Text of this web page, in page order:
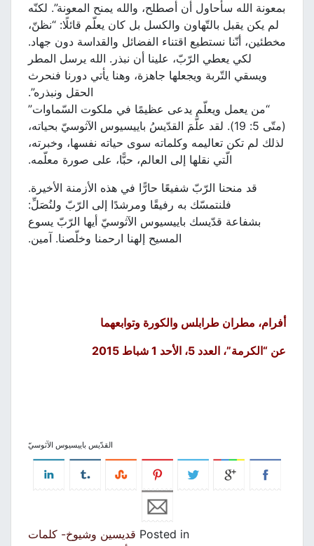
بمعونة الله سأحاول أن أصطلح، والله يمنح المعونة”. لكنّه
لم يكن يقبل بالتّهاون والكسل بل كان يعلّم قائلًا: “نظنّ،
مخطئين، أنّنا نستطيع اقتناء الفضائل والقداسة دون جهاد.
لكي يعطي الرّبّ، علينا أن نبذر. الله يرسل المطر
ويسقي التّربة ويجعلها جاهزة، وهنا يأتي دورنا فنحرث
الحقل ونبذره”.
“من يعمل ويعلّم يدعى عظيمًا في ملكوت السّماوات”
(متّى 5: 19). لقد علَّمَ القدّيسُ باييسيوس الآثوسيّ بحياته،
لذلك لم تكن تعاليمه وكلماته سوى حياته نفسها، وخبرته،
الّتي نقلها إلى العالم، حبًّا، على صورة معلّمه.
قد منحنا الرّبّ شفيعًا حارًّا في هذه الأزمنة الأخيرة.
فلنتمسّك به رفيقًا ومرشدًا إلى الرّبّ ولنُصَلِّ:
بشفاعة قدّيسك باييسيوس الآثوسيّ أيها الرّبّ يسوع
المسيح إلهنا ارحمنا وخلّصنا. آمين.
أفرام ،مطران طرابلس والكورة وتوابعهما
عن “الكرمة”، العدد 5، الأحد 1 شباط 2015
القدّيس باييسيوس الآثوسيّ
Posted in قديسين وشيوخ- كلمات